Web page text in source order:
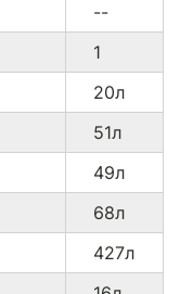
--
1
20л
51л
49л
68л
427л